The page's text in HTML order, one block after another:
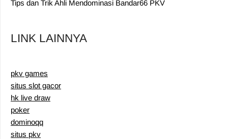
Tips dan Trik Ahli Mendominasi Bandar66 PKV
LINK LAINNYA
pkv games
situs slot gacor
hk live draw
poker
dominoqq
situs pkv